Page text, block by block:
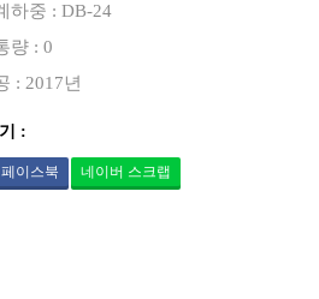
하중 : DB-24
량 : 0
: 2017년
:
페이스북 네이버 스크랩